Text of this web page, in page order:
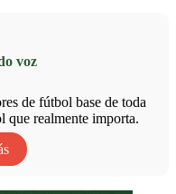
voz
de fútbol base de toda
que realmente importa.